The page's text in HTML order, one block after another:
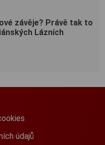
závěje? Právě tak to
Lázních
údajů